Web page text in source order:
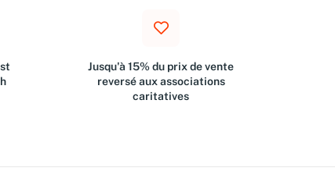
Jusqu'à 15% du prix de vente
reversé aux associations
caritatives